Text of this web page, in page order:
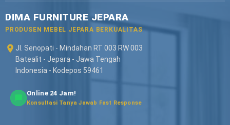
DIMA FURNITURE JEPARA
PRODUSEN MEBEL JEPARA BERKUALITAS
Jl. Senopati - Mindahan RT 003 RW 003
Batealit - Jepara - Jawa Tengah
Indonesia - Kodepos 59461
Online 24 Jam!
Konsultasi Tanya Jawab Fast Response